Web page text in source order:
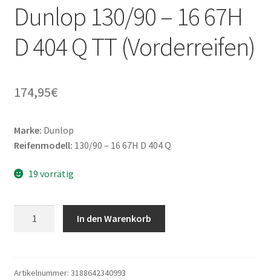
Dunlop 130/90 – 16 67H
D 404 Q TT (Vorderreifen)
174,95€
Marke: Dunlop
Reifenmodell: 130/90 – 16 67H D 404 Q
19 vorrätig
67H
In den Warenkorb
Artikelnummer: 3188642340993